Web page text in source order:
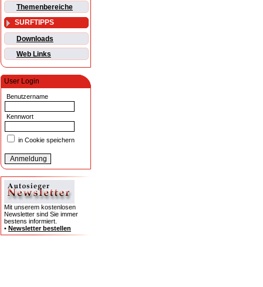
Themenbereiche
SURFTIPPS
Downloads
Web Links
User Login
Benutzername
Kennwort
in Cookie speichern
Mit unserem kostenlosen
Newsletter sind Sie immer
bestens informiert.
• Newsletter bestellen